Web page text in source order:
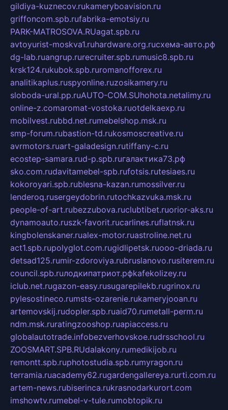
gildiya-kuznecov.rukameryboavision.ru
griffoncom.spb.rufabrika-emotsiy.ru
PARK-MATROSOVA.RUagat.spb.ru
avtoyurist-moskva1.ruhardware.org.ruсхема-авто.рф
dg-lab.ruangrup.rurecruiter.spb.rumusic8.spb.ru
krsk124.rukubok.spb.ruromanofforex.ru
analitikaplus.ruspyonline.ruzosikamery.ru
sloboda-ural.pp.ruAUTO-COM.SUhohota.netalimy.ru
online-z.comaromat-vostoka.ruotdelkaexp.ru
mobilvest.rubbd.net.rumebelshop.msk.ru
smp-forum.rubastion-td.rukosmoscreative.ru
avrmotors.ruart-galadesign.rutiffany-c.ru
ecostep-samara.rud-p.spb.ruгалактика73.рф
sko.com.rudavitamebel-spb.rufotsis.rutesiaes.ru
kokoroyari.spb.rublesna-kazan.rumossilver.ru
lenderoq.rusergeydobrin.rutochkazvuka.msk.ru
people-of-art.rubezzubova.ruclubtibet.ruorior-aks.ru
dynamoauto.ruszk-favorit.rucarlines.ruflatnsk.ru
kingbolenskaner.rualex-motor.ruastroline.net.ru
act1.spb.rupolyglot.com.rugidlipetsk.ruooo-driada.ru
detsad125.rumir-zdoroviya.rubruslanovo.rusiterem.ru
council.spb.ruлодкипатриот.рфkafekolizey.ru
iclub.net.rugazon-easy.rusugarepilekb.rugrinox.ru
pylesostineco.rumsts-ozarenie.rukameryjooan.ru
artemovskij.rudopler.spb.ruaid70.rumetall-perm.ru
ndm.msk.ruratingzooshop.ruapiaccess.ru
globalautotrade.infobezverhovskoe.rudrsschool.ru
ZOOSMART.SPB.RUdalakony.rumedikijob.ru
remontt.spb.ruphotostudia.spb.rumyragon.ru
terramia.ruacademy62.rugardengallereya.rurti.com.ru
artem-news.rubiserinca.rukrasnodarkurort.com
imshowtv.rumebel-v-tule.rumobtopik.ru